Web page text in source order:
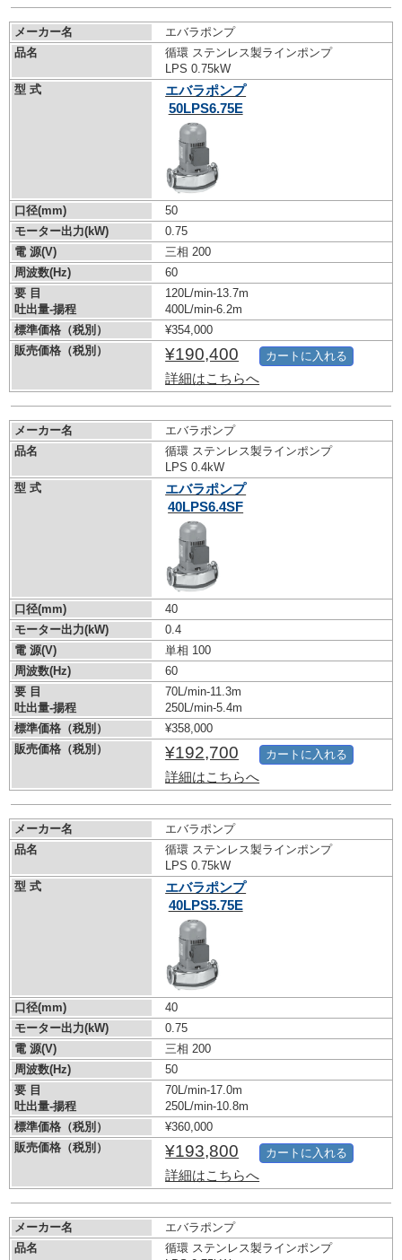
メーカー名
エバラポンプ
品名
循環 ステンレス製ラインポンプ
LPS 0.75kW
型 式
エバラポンプ
50LPS6.75E
口径(mm)
50
モーター出力(kW)
0.75
電 源(V)
三相 200
周波数(Hz)
60
要 目
吐出量-揚程
120L/min-13.7m
400L/min-6.2m
標準価格（税別）
¥354,000
販売価格（税別）
¥190,400
詳細はこちらへ
カートに入れる
メーカー名
エバラポンプ
品名
循環 ステンレス製ラインポンプ
LPS 0.4kW
型 式
エバラポンプ
40LPS6.4SF
口径(mm)
40
モーター出力(kW)
0.4
電 源(V)
単相 100
周波数(Hz)
60
要 目
吐出量-揚程
70L/min-11.3m
250L/min-5.4m
標準価格（税別）
¥358,000
販売価格（税別）
¥192,700
詳細はこちらへ
カートに入れる
メーカー名
エバラポンプ
品名
循環 ステンレス製ラインポンプ
LPS 0.75kW
型 式
エバラポンプ
40LPS5.75E
口径(mm)
40
モーター出力(kW)
0.75
電 源(V)
三相 200
周波数(Hz)
50
要 目
吐出量-揚程
70L/min-17.0m
250L/min-10.8m
標準価格（税別）
¥360,000
販売価格（税別）
¥193,800
詳細はこちらへ
カートに入れる
メーカー名
エバラポンプ
品名
循環 ステンレス製ラインポンプ